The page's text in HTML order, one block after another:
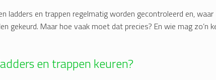
ladders en trappen regelmatig worden gecontroleerd en, waar
gekeurd. Maar hoe vaak moet dat precies? En wie mag zo’n
en trappen keuren?